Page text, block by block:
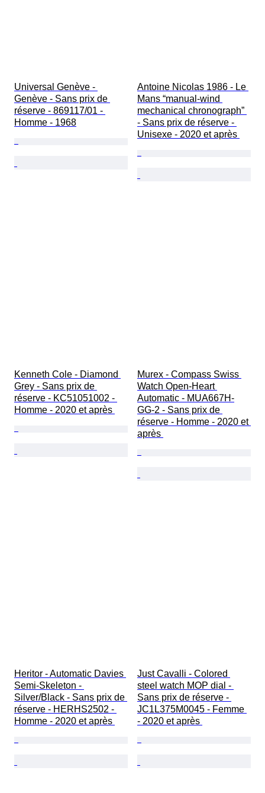
Universal Genève -
Genève - Sans prix de
réserve - 869117/01 -
Homme - 1968
Antoine Nicolas 1986 - Le
Mans “manual-wind
mechanical chronograph”
- Sans prix de réserve -
Unisexe - 2020 et après
Kenneth Cole - Diamond
Grey - Sans prix de
réserve - KC51051002 -
Homme - 2020 et après
Murex - Compass Swiss
Watch Open-Heart
Automatic - MUA667H-
GG-2 - Sans prix de
réserve - Homme - 2020 et
après
Heritor - Automatic Davies
Semi-Skeleton -
Silver/Black - Sans prix de
réserve - HERHS2502 -
Homme - 2020 et après
Just Cavalli - Colored
steel watch MOP dial -
Sans prix de réserve -
JC1L375M0045 - Femme
- 2020 et après